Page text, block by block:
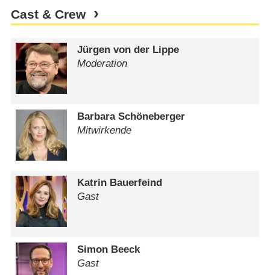
Cast & Crew
Jürgen von der Lippe
Moderation
Barbara Schöneberger
Mitwirkende
Katrin Bauerfeind
Gast
Simon Beeck
Gast